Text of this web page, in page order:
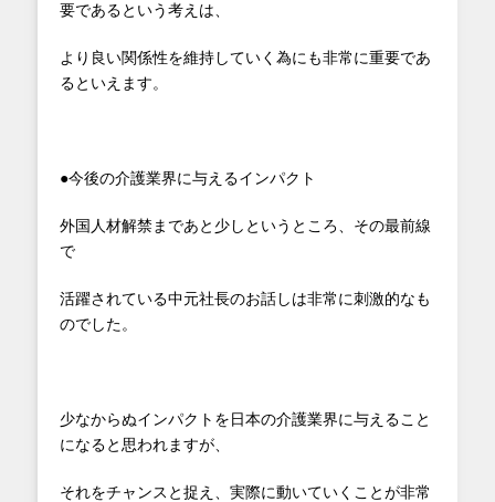
要であるという考えは、
より良い関係性を維持していく為にも非常に重要であ
るといえます。
●今後の介護業界に与えるインパクト
外国人材解禁まであと少しというところ、その最前線
で
活躍されている中元社長のお話しは非常に刺激的なも
のでした。
少なからぬインパクトを日本の介護業界に与えること
になると思われますが、
それをチャンスと捉え、実際に動いていくことが非常